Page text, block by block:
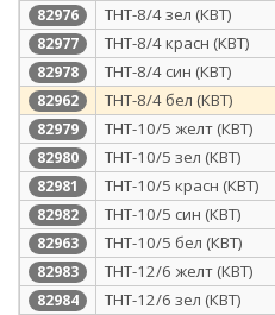
82976 ТНТ-8/4 зел (КВТ)
82977 ТНТ-8/4 красн (КВТ)
82978 ТНТ-8/4 син (КВТ)
82962 ТНТ-8/4 бел (КВТ)
82979 ТНТ-10/5 желт (КВТ)
82980 ТНТ-10/5 зел (КВТ)
82981 ТНТ-10/5 красн (КВТ)
82982 ТНТ-10/5 син (КВТ)
82963 ТНТ-10/5 бел (КВТ)
82983 ТНТ-12/6 желт (КВТ)
82984 ТНТ-12/6 зел (КВТ)